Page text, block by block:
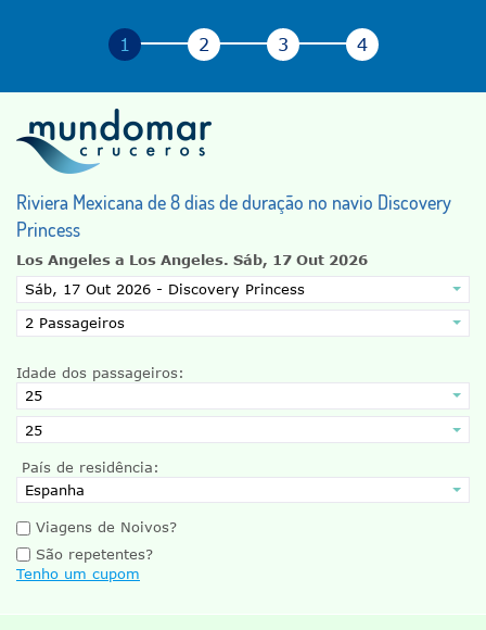
Riviera Mexicana de 8 dias de duração no navio Discovery
Princess
Los Angeles a Los Angeles. Sáb, 17 Out 2026
Idade dos passageiros:
País de residência:
Viagens de Noivos?
São repetentes?
Tenho um cupom